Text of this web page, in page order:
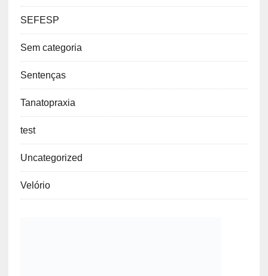
SEFESP
Sem categoria
Sentenças
Tanatopraxia
test
Uncategorized
Velório